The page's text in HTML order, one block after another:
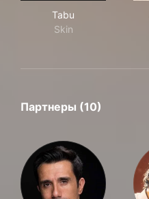
Tabu
Skin
Партнеры (10)